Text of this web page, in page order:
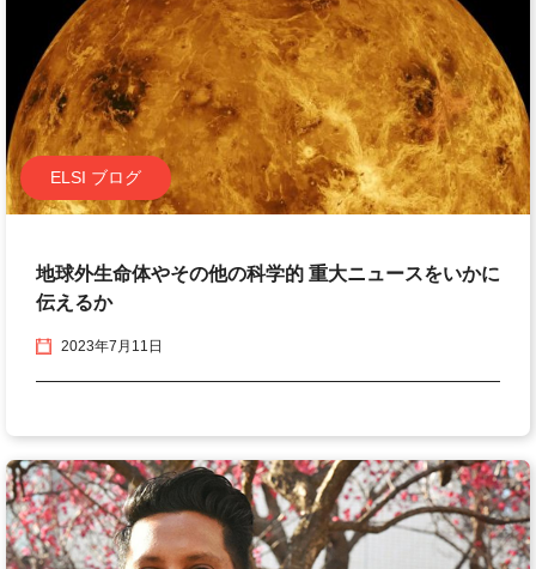
ELSI ブログ
地球外生命体やその他の科学的 重大ニュースをいかに
伝えるか
2023年7月11日